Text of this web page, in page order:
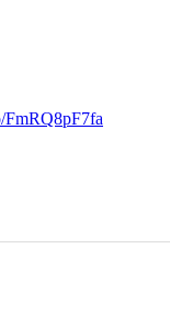
FmRQ8pF7fa